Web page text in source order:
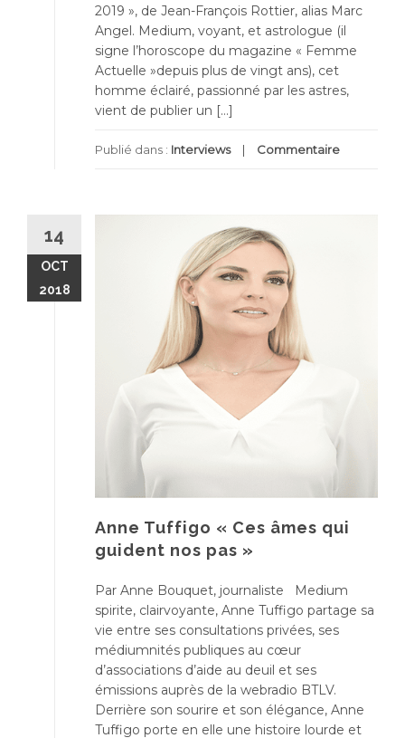
2019 », de Jean-François Rottier, alias Marc
Angel. Medium, voyant, et astrologue (il
signe l’horoscope du magazine « Femme
Actuelle »depuis plus de vingt ans), cet
homme éclairé, passionné par les astres,
vient de publier un […]
Publié dans : Interviews Commentaire
14
OCT
2018
Anne Tuffigo « Ces âmes qui
guident nos pas »
Par Anne Bouquet, journaliste Medium
spirite, clairvoyante, Anne Tuffigo partage sa
vie entre ses consultations privées, ses
médiumnités publiques au cœur
d’associations d’aide au deuil et ses
émissions auprès de la webradio BTLV.
Derrière son sourire et son élégance, Anne
Tuffigo porte en elle une histoire lourde et